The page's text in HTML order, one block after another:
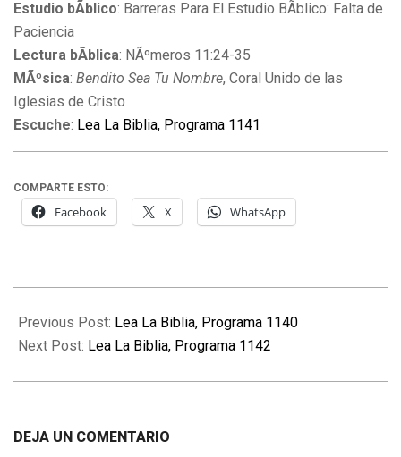
Estudio bÃ­blico: Barreras Para El Estudio BÃ­blico: Falta de
Paciencia
Lectura bÃ­blica: NÃºmeros 11:24-35
MÃºsica: Bendito Sea Tu Nombre, Coral Unido de las
Iglesias de Cristo
Escuche: Lea La Biblia, Programa 1141
COMPARTE ESTO:
Facebook X WhatsApp
07-
11
Previous Post: Lea La Biblia, Programa 1140
Next Post: Lea La Biblia, Programa 1142
DEJA UN COMENTARIO